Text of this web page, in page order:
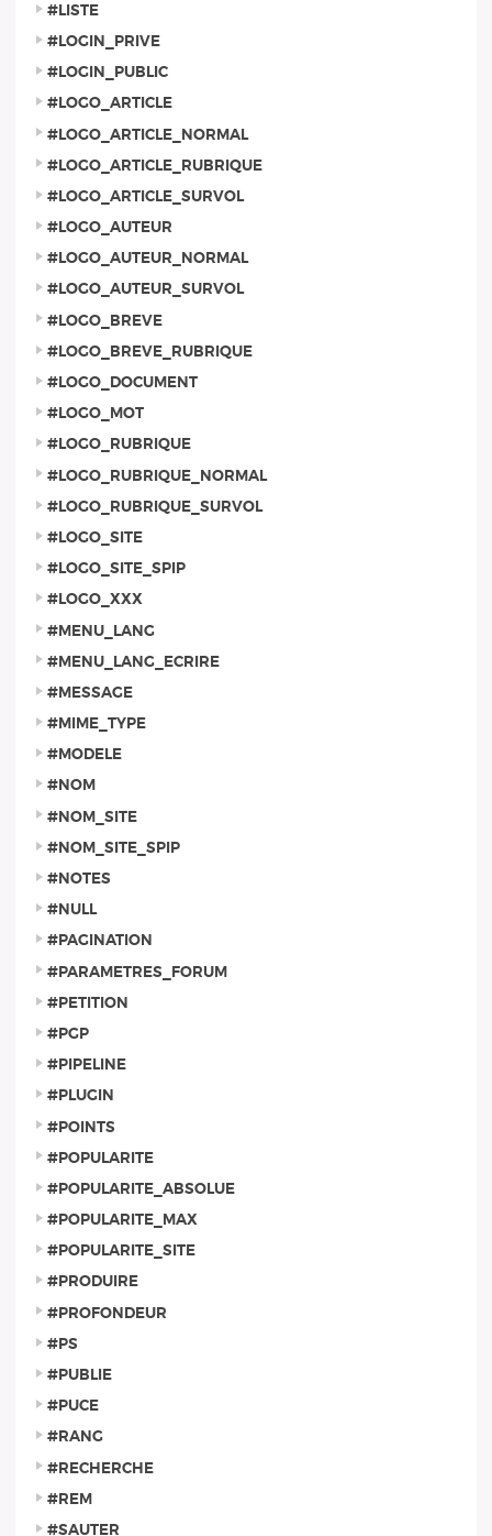
#LISTE
#LOGIN_PRIVE
#LOGIN_PUBLIC
#LOGO_ARTICLE
#LOGO_ARTICLE_NORMAL
#LOGO_ARTICLE_RUBRIQUE
#LOGO_ARTICLE_SURVOL
#LOGO_AUTEUR
#LOGO_AUTEUR_NORMAL
#LOGO_AUTEUR_SURVOL
#LOGO_BREVE
#LOGO_BREVE_RUBRIQUE
#LOGO_DOCUMENT
#LOGO_MOT
#LOGO_RUBRIQUE
#LOGO_RUBRIQUE_NORMAL
#LOGO_RUBRIQUE_SURVOL
#LOGO_SITE
#LOGO_SITE_SPIP
#LOGO_XXX
#MENU_LANG
#MENU_LANG_ECRIRE
#MESSAGE
#MIME_TYPE
#MODELE
#NOM
#NOM_SITE
#NOM_SITE_SPIP
#NOTES
#NULL
#PAGINATION
#PARAMETRES_FORUM
#PETITION
#PGP
#PIPELINE
#PLUGIN
#POINTS
#POPULARITE
#POPULARITE_ABSOLUE
#POPULARITE_MAX
#POPULARITE_SITE
#PRODUIRE
#PROFONDEUR
#PS
#PUBLIE
#PUCE
#RANG
#RECHERCHE
#REM
#SAUTER